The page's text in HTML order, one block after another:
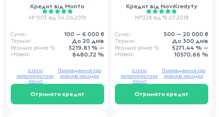
Кредит від Monto
№ 1013 від 04.06.2019
Сума: 100 — 6 000 ₴
Термін: До 20 днів
Реальна річна %
ставка:
3219.81 % —
8480.72 %
Отримати кредит
Істотні
характеристики
послуг
Попередження про
можливі наслідки
Кредит від NoviKredyty
№1328 від 19.07.2018
Сума: 500 — 20 000 ₴
Термін: До 300 днів
Реальна річна %
ставка:
5271.44 % —
10570.66 %
Отримати кредит
Істотні
характеристики
послуг
Попередження про
можливі наслідки